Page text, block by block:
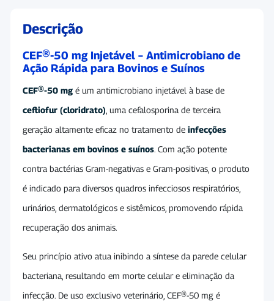
Descrição
CEF®-50 mg Injetável – Antimicrobiano de
Ação Rápida para Bovinos e Suínos
CEF®-50 mg é um antimicrobiano injetável à base de
ceftiofur (cloridrato) , uma cefalosporina de terceira
geração altamente eficaz no tratamento de infecções
bacterianas em bovinos e suínos. Com ação potente
contra bactérias Gram-negativas e Gram-positivas, o produto
é indicado para diversos quadros infecciosos respiratórios,
urinários, dermatológicos e sistêmicos, promovendo rápida
recuperação dos animais.
Seu princípio ativo atua inibindo a síntese da parede celular
bacteriana, resultando em morte celular e eliminação da
infecção. De uso exclusivo veterinário, CEF®-50 mg é